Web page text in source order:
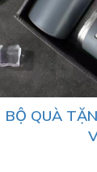
BỘ QUÀ